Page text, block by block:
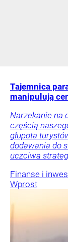
Tajemnica
manipulują
Narzekanie na
częścią
głupota
dodawania do
uczciwa
Finanse i
Wprost